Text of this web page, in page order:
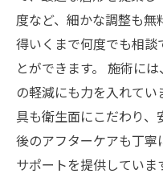
度など、細かな調整も無
得いくまで何度でも相談
とができます。 施術に
の軽減にも力を入れて
具も衛生面にこだわり、
後のアフターケアも丁寧
サポートを提供してい